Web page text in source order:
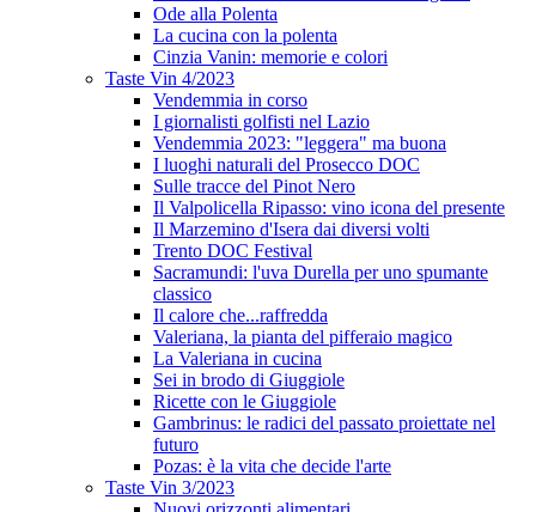
Ode alla Polenta
La cucina con la polenta
Cinzia Vanin: memorie e colori
Taste Vin 4/2023
Vendemmia in corso
I giornalisti golfisti nel Lazio
Vendemmia 2023: "leggera" ma buona
I luoghi naturali del Prosecco DOC
Sulle tracce del Pinot Nero
Il Valpolicella Ripasso: vino icona del presente
Il Marzemino d'Isera dai diversi volti
Trento DOC Festival
Sacramundi: l'uva Durella per uno spumante
classico
Il calore che...raffredda
Valeriana, la pianta del pifferaio magico
La Valeriana in cucina
Sei in brodo di Giuggiole
Ricette con le Giuggiole
Gambrinus: le radici del passato proiettate nel
futuro
Pozas: è la vita che decide l'arte
Taste Vin 3/2023